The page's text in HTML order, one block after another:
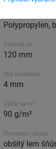
Materiál
Polypropylen,
Velikost ok
120 mm
Síla materiálu
4 mm
Váha na m²
90 g/m²
Provedení okraje
obšitý lem